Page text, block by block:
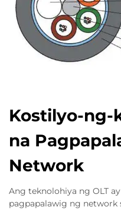
Kostilyo-ng-
na
Network
Ang teknolohiya ng OLT
pagpapalawig ng